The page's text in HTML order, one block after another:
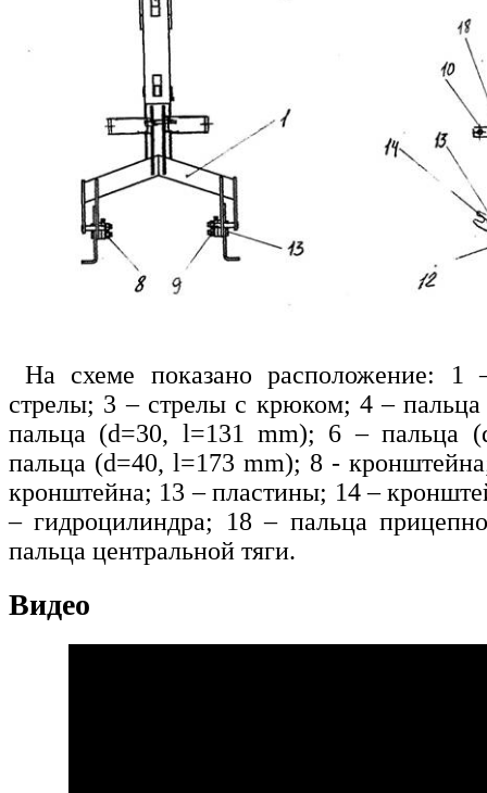
На схеме показано расположение:
стрелы; 3 – стрелы с крюком; 4 –
пальца (d=30, l=131mm); 6 – пальца (
пальца (d=40, l=173 mm); 8 -
кронштейна; 13 – пластины; 14 –
– гидроцилиндра; 18 – пальца
пальца центральной тяги.
Видео